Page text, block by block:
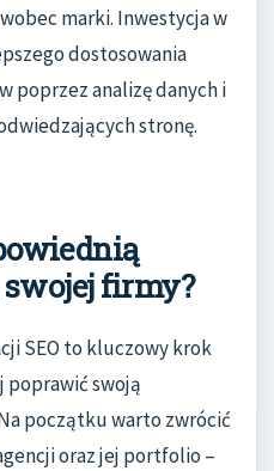
marki. Inwestycja w
dostosowania
analizę danych i
stronę.
swojej firmy?
SEO to kluczowy krok
poprawić swoją
początku warto zwrócić
oraz jej portfolio –